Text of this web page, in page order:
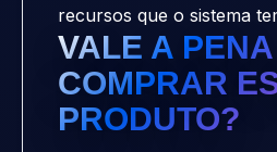
recursos que o sistema
VALE A PENA
COMPRAR
PRODUTO?